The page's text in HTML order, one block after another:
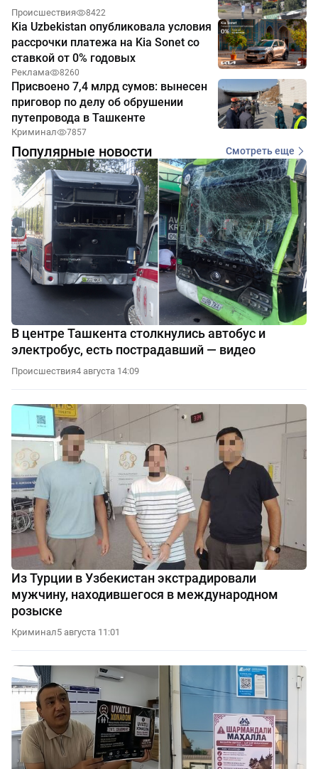
Происшествия 8422
Kia Uzbekistan опубликовала условия
рассрочки платежа на Kia Sonet со
ставкой от 0% годовых
Реклама 8260
Присвоено 7,4 млрд сумов: вынесен
приговор по делу об обрушении
путепровода в Ташкенте
Криминал 7857
Популярные новости Смотреть еще
В центре Ташкента столкнулись автобус и
электробус, есть пострадавший — видео
Происшествия4 августа 14:09
Из Турции в Узбекистан экстрадировали
мужчину, находившегося в международном
розыске
Криминал5 августа 11:01